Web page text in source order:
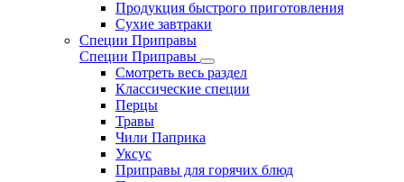
Продукция быстрого приготовления
Сухие завтраки
Специи Приправы
Специи Приправы
Смотреть весь раздел
Классические специи
Перцы
Травы
Чили Паприка
Уксус
Приправы для горячих блюд